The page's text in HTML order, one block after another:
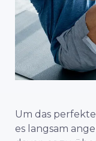
Um das
es langsam